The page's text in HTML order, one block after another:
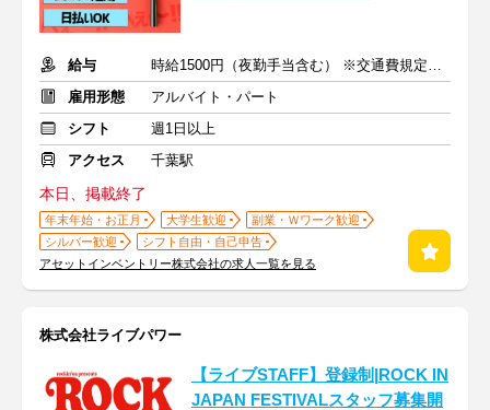
給与
時給1500円（夜勤手当含む） ※交通費規定内支給
雇用形態
アルバイト・パート
シフト
週1日以上
アクセス
千葉駅
本日、掲載終了
年末年始・お正月 大学生歓迎
副業・Ｗワーク歓迎
シルバー歓迎
シフト自由・自己申告
アセットインベントリー株式会社の求人一覧を見る
株式会社ライブパワー
【ライブSTAFF】登録制|ROCK IN
JAPAN FESTIVALスタッフ募集開